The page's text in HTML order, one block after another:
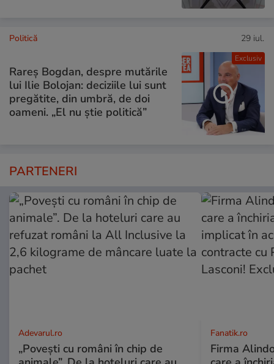
Exclusiv
Politică 29 iul.
Rareș Bogdan, despre mutările
lui Ilie Bolojan: deciziile lui sunt
pregătite, din umbră, de doi
oameni. „El nu știe politică”
PARTENERI
Adevarul.ro
„Povești cu români în chip de
Fanatik.ro
Firma